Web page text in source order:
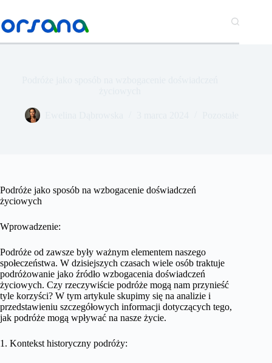
treści
Podróże jako sposób na wzbogacenie doświadczeń
życiowych
Wprowadzenie:
Podróże od zawsze były ważnym elementem naszego
społeczeństwa. W dzisiejszych czasach wiele osób traktuje
podróżowanie jako źródło wzbogacenia doświadczeń
życiowych. Czy rzeczywiście podróże mogą nam przynieść
tyle korzyści? W tym artykule skupimy się na analizie i
przedstawieniu szczegółowych informacji dotyczących tego,
jak podróże mogą wpływać na nasze życie.
1. Kontekst historyczny podróży: